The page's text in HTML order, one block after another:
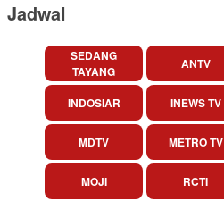
Jadwal
SEDANG
TAYANG
ANTV
INDOSIAR INEWS TV
MDTV METRO TV
MOJI RCTI